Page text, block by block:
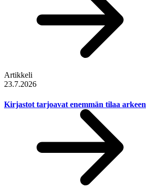
Artikkeli
23.7.2026
Kirjastot tarjoavat enemmän tilaa arkeen